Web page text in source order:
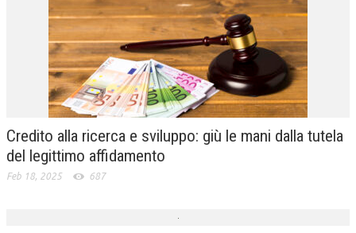
Credito alla ricerca e sviluppo: giù le mani dalla tutela
del legittimo affidamento
Feb 18, 2025 687